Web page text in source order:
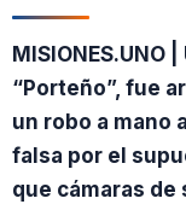
MISIONES.UNO
“Porteño”, fue
un robo a mano
falsa por el
que cámaras